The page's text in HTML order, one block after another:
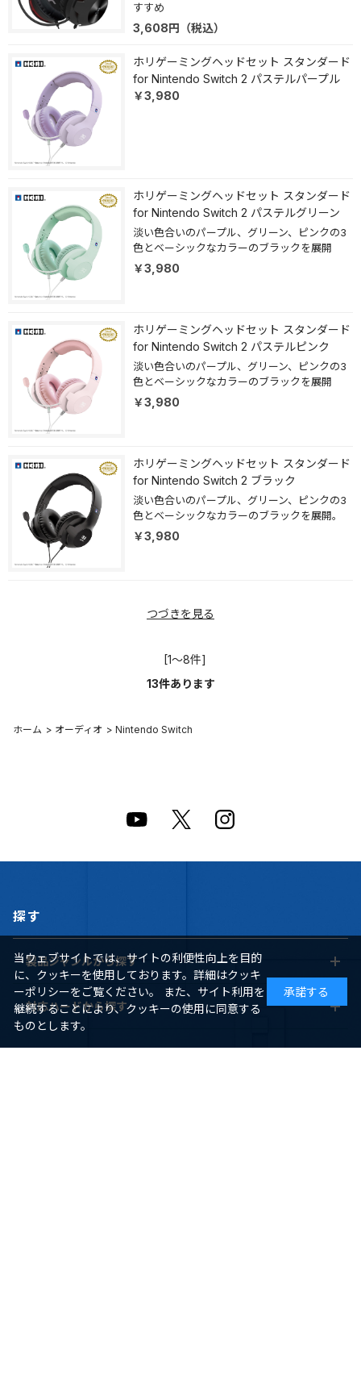
すすめ
3,608円 （税込）
ホリゲーミングヘッドセット スタンダード
for Nintendo Switch 2 パステルパープル
￥3,980
ホリゲーミングヘッドセット スタンダード
for Nintendo Switch 2 パステルグリーン
淡い色合いのパープル、グリーン、ピンクの3
色とベーシックなカラーのブラックを展開
￥3,980
ホリゲーミングヘッドセット スタンダード
for Nintendo Switch 2 パステルピンク
淡い色合いのパープル、グリーン、ピンクの3
色とベーシックなカラーのブラックを展開
￥3,980
ホリゲーミングヘッドセット スタンダード
for Nintendo Switch 2 ブラック
淡い色合いのパープル、グリーン、ピンクの3
色とベーシックなカラーのブラックを展開。
￥3,980
つづきを見る
[1～8件]
13件あります
ホーム > オーディオ > Nintendo Switch
探す
製品ジャンルから探す
対応ハードから探す
当ウェブサイトでは、サイトの利便性向上を目的
に、クッキーを使用しております。詳細はクッキ
ーポリシーをご覧ください。 また、サイト利用を
継続することにより、クッキーの使用に同意する
ものとします。
承諾する